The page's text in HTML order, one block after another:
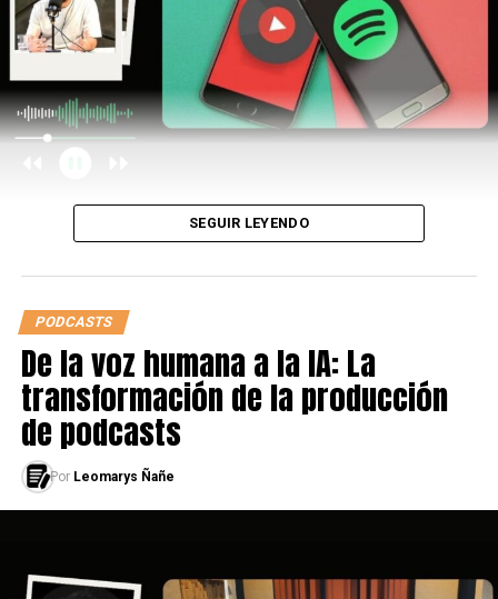
SEGUIR LEYENDO
PODCASTS
De la voz humana a la IA: La
transformación de la producción
de podcasts
Por Leomarys Ñañe